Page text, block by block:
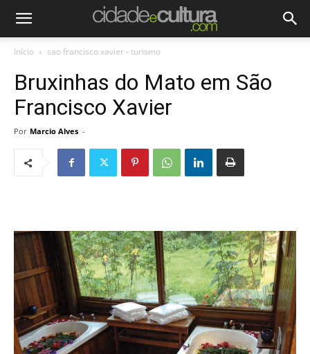
Início sao francisco xavier - turismo
Bruxinhas do Mato em São
Francisco Xavier
Por Marcio Alves -